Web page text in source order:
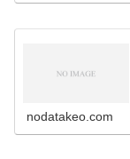
nodatakeo.com